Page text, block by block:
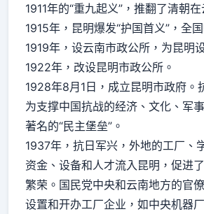
1911年的“重九起义”，推翻了清朝
1915年，昆明爆发“护国首义”，全
1919年，设云南市政公所，为昆明
1922年，改设昆明市政公所。
1928年8月1日，成立昆明市政府。
为支撑中国抗战的经济、文化、军
著名的“民主堡垒”。
1937年，抗日军兴，外地的工厂、
资金、设备和人才流入昆明，促进
繁荣。国民党中央和云南地方的官
设置和开办工厂企业，如中央机器